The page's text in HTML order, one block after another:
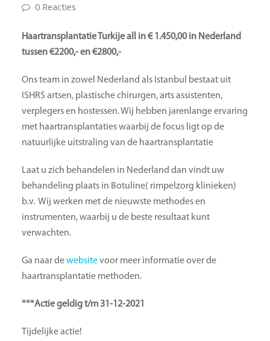
0 Reacties
Haartransplantatie Turkije all in € 1.450,00 in Nederland
tussen €2200,- en €2800,-
Ons team in zowel Nederland als Istanbul bestaat uit
ISHRS artsen, plastische chirurgen, arts assistenten,
verplegers en hostessen. Wij hebben jarenlange ervaring
met haartransplantaties waarbij de focus ligt op de
natuurlijke uitstraling van de haartransplantatie
Laat u zich behandelen in Nederland dan vindt uw
behandeling plaats in Botuline( rimpelzorg klinieken)
b.v. Wij werken met de nieuwste methodes en
instrumenten, waarbij u de beste resultaat kunt
verwachten.
Ga naar dewebsitevoor meer informatie over de
haartransplantatie methoden.
***Actie geldig t/m 31-12-2021
Tijdelijke actie!